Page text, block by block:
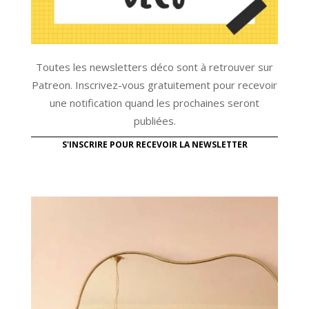
Toutes les newsletters déco sont à retrouver sur
Patreon. Inscrivez-vous gratuitement pour recevoir
une notification quand les prochaines seront
publiées.
S'INSCRIRE POUR RECEVOIR LA NEWSLETTER